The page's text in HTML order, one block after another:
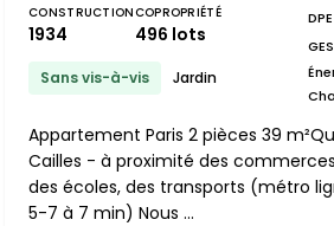
CONSTRUCTION
1934
COPROPRIÉTÉ
496 lots
Sans vis-à-vis Jardin
DPE
GES
Appartement Paris 2 pièces 39
Cailles - à proximité des
des écoles, des transports (métro
5-7 à 7 min) Nous ...